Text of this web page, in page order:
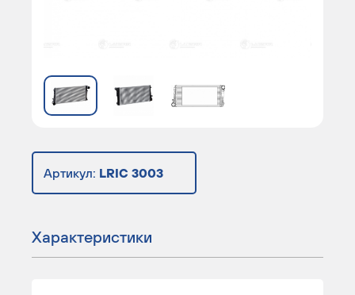
Артикул: LRIC 3003
Характеристики